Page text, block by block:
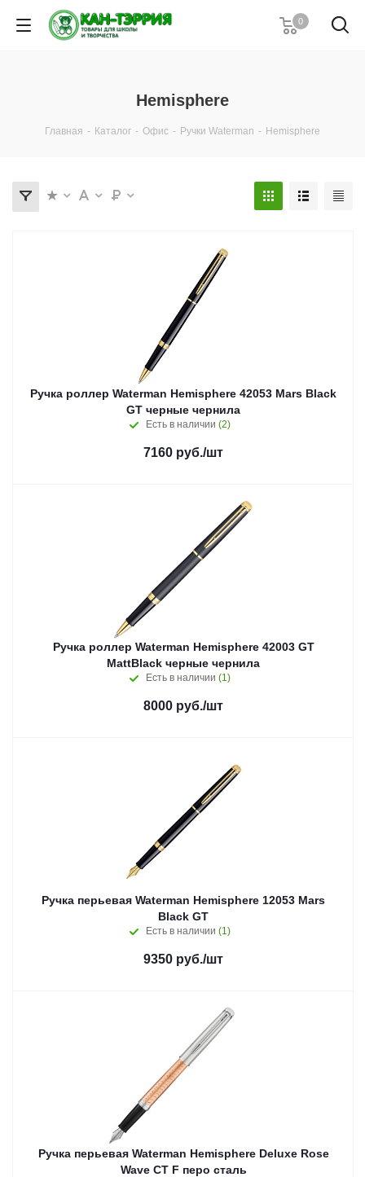
0
Hemisphere
Главная - Каталог - Офис - Ручки Waterman - Hemisphere
Ручка роллер Waterman Hemisphere 42053 Mars Black
GT черные чернила
Есть в наличии (2)
7160 руб./шт
Ручка роллер Waterman Hemisphere 42003 GT
MattBlack черные чернила
Есть в наличии (1)
8000 руб./шт
Ручка перьевая Waterman Hemisphere 12053 Mars
Black GT
Есть в наличии (1)
9350 руб./шт
Ручка перьевая Waterman Hemisphere Deluxe Rose
Wave CT F перо сталь